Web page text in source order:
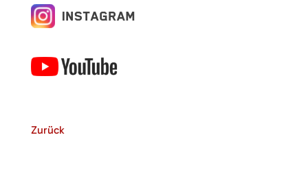
Zurück